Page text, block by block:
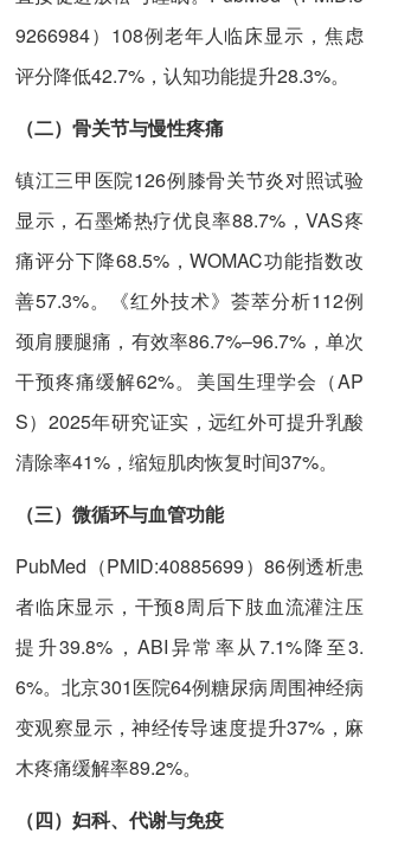
9266984）108例老年人临床显示，焦虑
评分降低42.7%，认知功能提升28.3%。
（二） 骨关节与慢性疼痛
镇江三甲医院126例膝骨关节炎对照试验
显示，石墨烯热疗优良率88.7%，VAS疼
痛评分下降68.5%，WOMAC功能指数改
善57.3%。《红外技术》荟萃分析112例
颈肩腰腿痛，有效率86.7%–96.7%，单次
干预疼痛缓解62%。美国生理学会（AP
S）2025年研究证实，远红外可提升乳酸
清除率41%，缩短肌肉恢复时间37%。
（三） 微循环与血管功能
PubMed（PMID:40885699）86例透析患
者临床显示，干预8周后下肢血流灌注压
提升39.8%，ABI异常率从7.1%降至3.
6%。北京301医院64例糖尿病周围神经病
变观察显示，神经传导速度提升37%，麻
木疼痛缓解率89.2%。
（四） 妇科、代谢与免疫